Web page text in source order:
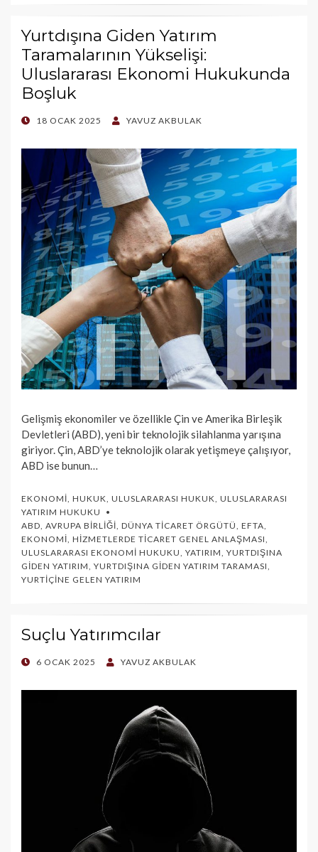
Yurtdışına Giden Yatırım
Taramalarının Yükselişi:
Uluslararası Ekonomi Hukukunda
Boşluk
POSTED
18 OCAK 2025 YAVUZ AKBULAK
Gelişmiş ekonomiler ve özellikle Çin ve Amerika Birleşik
Devletleri (ABD), yeni bir teknolojik silahlanma yarışına
giriyor. Çin, ABD’ye teknolojik olarak yetişmeye çalışıyor,
ABD ise bunun…
EKONOMI, HUKUK, ULUSLARARASI HUKUK, ULUSLARARASI
YATIRIM HUKUKU
ABD, AVRUPA BIRLIĞI, DÜNYA TICARET ÖRGÜTÜ, EFTA,
EKONOMI, HIZMETLERDE TICARET GENEL ANLAŞMASI,
ULUSLARARASI EKONOMI HUKUKU, YATIRIM, YURTDIŞINA
GIDEN YATIRIM, YURTDIŞINA GIDEN YATIRIM TARAMASI,
YURTIÇINE GELEN YATIRIM
Suçlu Yatırımcılar
POSTED
6 OCAK 2025 YAVUZ AKBULAK